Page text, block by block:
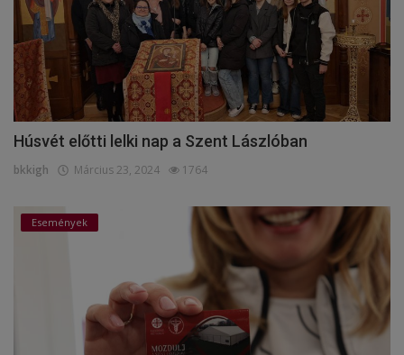
Húsvét előtti lelki nap a Szent Lászlóban
bkkigh Március 23, 2024 1764
Események